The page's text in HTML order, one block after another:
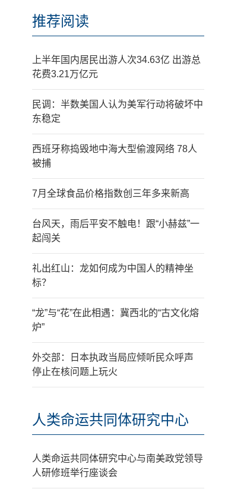
推荐阅读
上半年国内居民出游人次34.63亿 出游总
花费3.21万亿元
民调：半数美国人认为美军行动将破坏中
东稳定
西班牙称捣毁地中海大型偷渡网络 78人
被捕
7月全球食品价格指数创三年多来新高
台风天，雨后平安不触电！跟“小赫兹”一
起闯关
礼出红山：龙如何成为中国人的精神坐
标？
“龙”与“花”在此相遇：冀西北的“古文化熔
炉”
外交部：日本执政当局应倾听民众呼声
停止在核问题上玩火
人类命运共同体研究中心
人类命运共同体研究中心与南美政党领导
人研修班举行座谈会